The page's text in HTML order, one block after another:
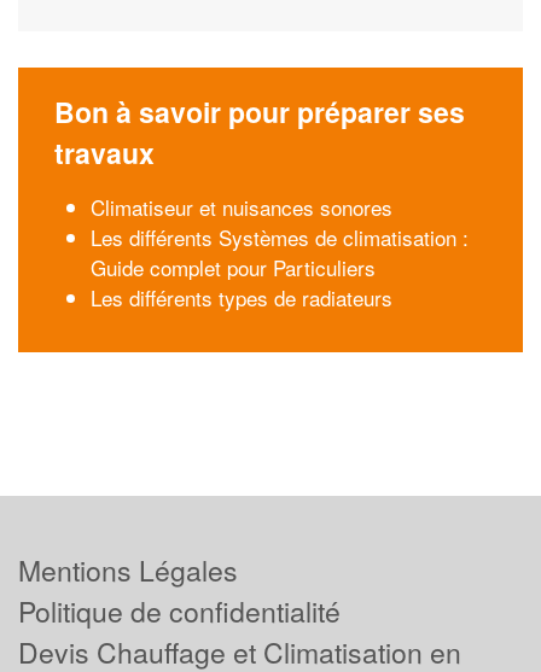
Bon à savoir pour préparer ses
travaux
Climatiseur et nuisances sonores
Les différents Systèmes de climatisation :
Guide complet pour Particuliers
Les différents types de radiateurs
Mentions Légales
Politique de confidentialité
Devis Chauffage et Climatisation en